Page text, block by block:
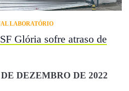
LABORATÓRIO
Glória sofre atraso de
DE DEZEMBRO DE 2022